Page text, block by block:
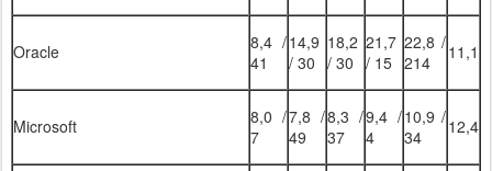
Oracle
8,4 /
­41
14,9
/ 30
18,2
/ 30
21,7
/ 15
22,8 /
214
11,1
Microsoft
8,0 /
7
7,8 /
49
8,3 /
37
9,4 /
4
10,9 /
34
12,4